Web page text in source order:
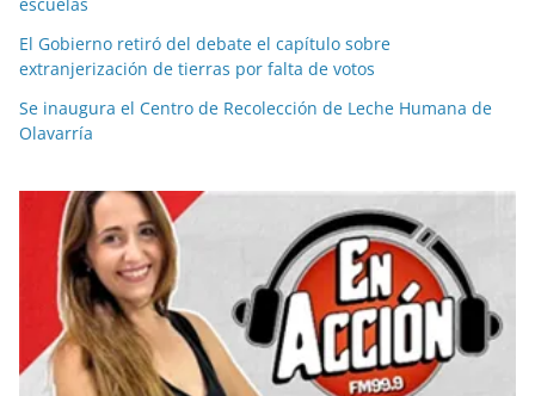
El Gobierno retiró del debate el capítulo sobre
extranjerización de tierras por falta de votos
Se inaugura el Centro de Recolección de Leche Humana de
Olavarría